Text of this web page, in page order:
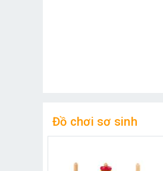
Đồ chơi sơ sinh